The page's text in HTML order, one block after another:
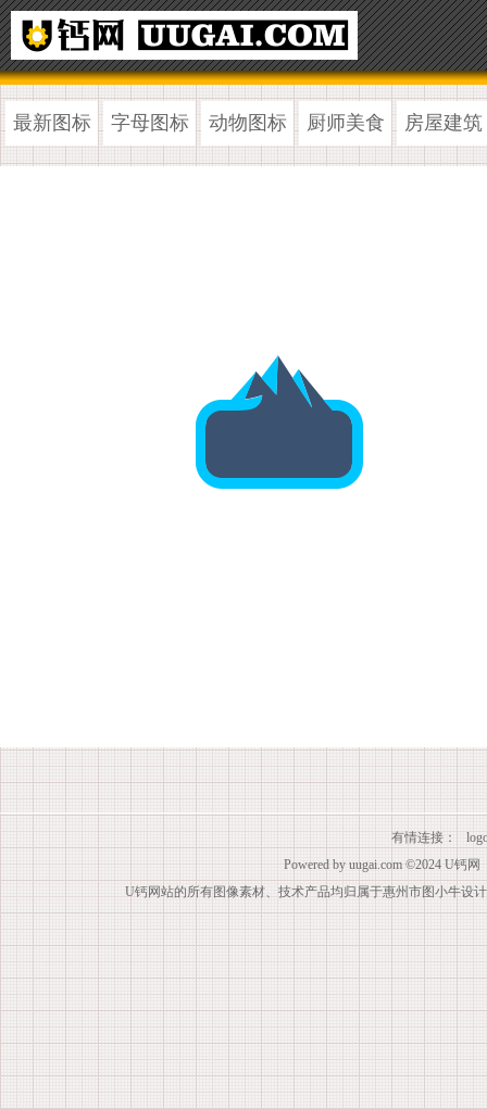
最新图标 字母图标 动物图标 厨师美食 房屋建筑
有情连接：
Powered by uugai.com ©2024 U钙网
U钙网站的所有图像素材、技术产品均归属于惠州市图小牛设